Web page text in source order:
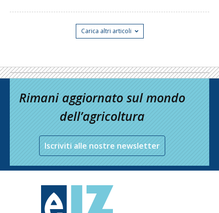
Carica altri articoli
Rimani aggiornato sul mondo
dell’agricoltura
Iscriviti alle nostre newsletter